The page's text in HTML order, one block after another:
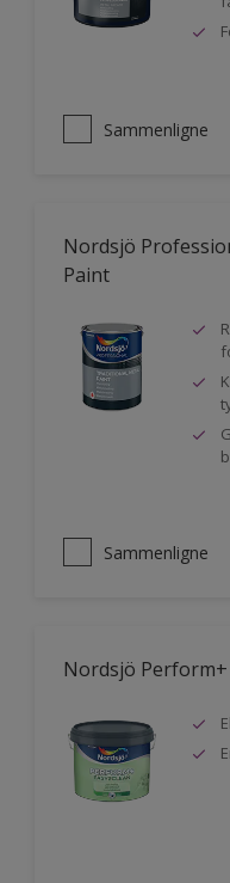
Sammenligne
Nordsjö
Paint
Sammenligne
Nordsjö Perform+